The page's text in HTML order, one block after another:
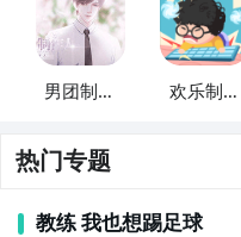
男团制作
欢乐制作
热门专题
教练 我也想踢足球